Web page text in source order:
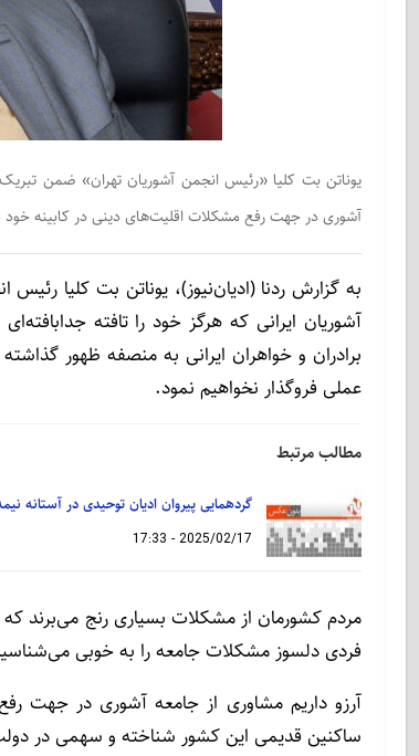
یوناتن بت کلیا «رئیس انجمن آشوریان تهران» ضمن
آشوری در جهت رفع مشکلات اقلیت‌های دینی در کابینه خود
به گزارش ردنا (ادیان‌نیوز)، یوناتن بت کلیا
آشوریان ایرانی که هرگز خود را تافته
برادران و خواهران ایرانی به منصفه ظهور
عملی فروگذار نخواهیم نمود.
مطالب مرتبط
گردهمایی پیروان ادیان توحیدی در آستانه
2025/02/17 - 17:33
مردم کشورمان از مشکلات بسیاری رنج می‌برند که
فردی دلسوز مشکلات جامعه را به خوبی
آرزو داریم مشاوری از جامعه آشوری در جهت
ساکنین قدیمی این کشور شناخته و سهمی در